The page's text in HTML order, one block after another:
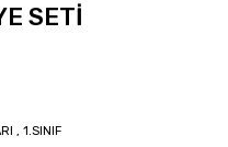
SETİ
, 1.SINIF